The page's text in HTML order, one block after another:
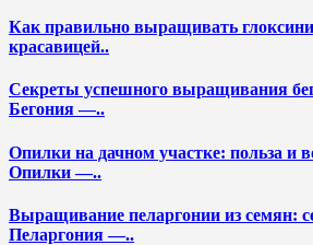
Как правильно выращивать
красавицей..
Секреты успешного выращивания
Бегония —..
Опилки на дачном участке: польза и
Опилки —..
Выращивание пеларгонии из семян:
Пеларгония —..